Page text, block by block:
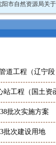
市自然资源局关于
道工程（辽宁
站工程（国土资
批次实施方案
批次建设用地